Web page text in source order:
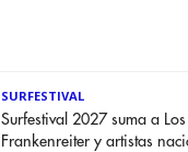
SURFESTIVAL
Surfestival 2027 suma a
Frankenreiter y artistas